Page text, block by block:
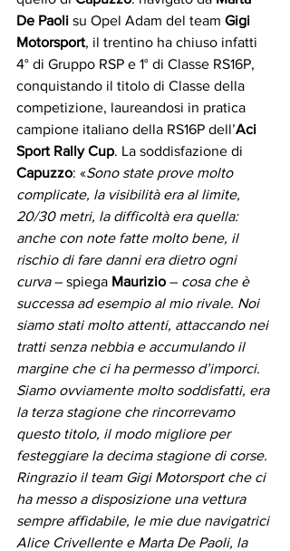
De Paoli su Opel Adam del team Gigi
Motorsport, il trentino ha chiuso infatti
4° di Gruppo RSP e 1° di Classe RS16P,
conquistando il titolo di Classe della
competizione, laureandosi in pratica
campione italiano della RS16P dell’Aci
Sport Rally Cup. La soddisfazione di
Capuzzo: «Sono state prove molto
complicate, la visibilità era al limite,
20/30 metri, la difficoltà era quella:
anche con note fatte molto bene, il
rischio di fare danni era dietro ogni
curva – spiega Maurizio – cosa che è
successa ad esempio al mio rivale. Noi
siamo stati molto attenti, attaccando nei
tratti senza nebbia e accumulando il
margine che ci ha permesso d’imporci.
Siamo ovviamente molto soddisfatti, era
la terza stagione che rincorrevamo
questo titolo, il modo migliore per
festeggiare la decima stagione di corse.
Ringrazio il team Gigi Motorsport che ci
ha messo a disposizione una vettura
sempre affidabile, le mie due navigatrici
Alice Crivellente e Marta De Paoli, la